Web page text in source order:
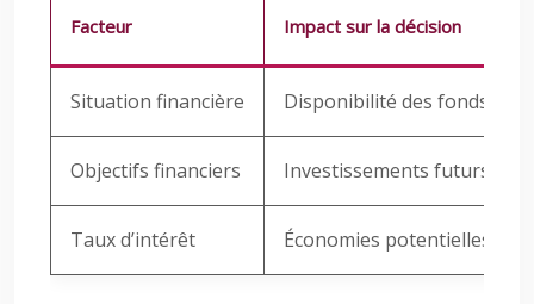
Facteur Impact sur la décision
Situation financière Disponibilité des fonds,
Objectifs financiers Investissements futurs,
Taux d’intérêt Économies potentielles sur